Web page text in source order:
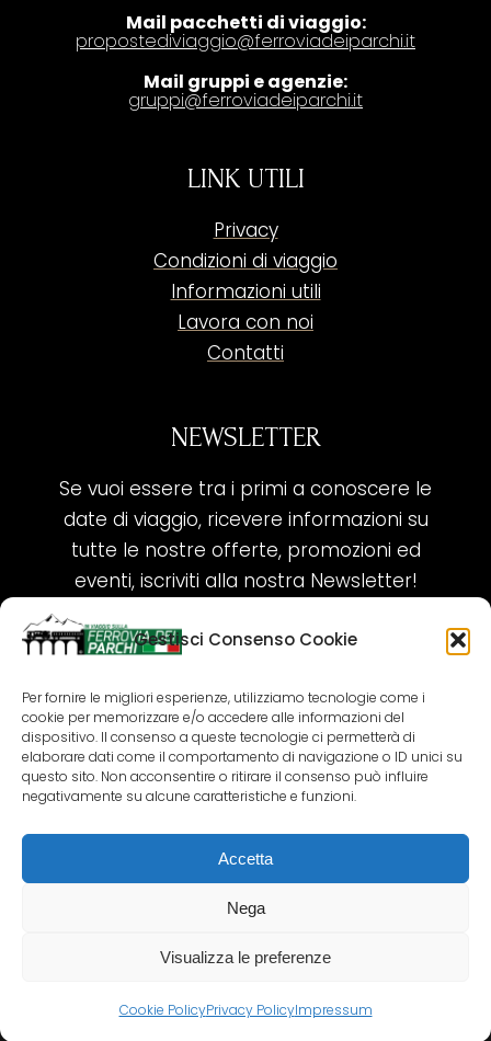
Gestisci Consenso Cookie
Per fornire le migliori esperienze, utilizziamo tecnologie come i
cookie per memorizzare e/o accedere alle informazioni del
dispositivo. Il consenso a queste tecnologie ci permetterà di
elaborare dati come il comportamento di navigazione o ID unici su
questo sito. Non acconsentire o ritirare il consenso può influire
negativamente su alcune caratteristiche e funzioni.
Accetta
Nega
Visualizza le preferenze
Cookie PolicyPrivacy PolicyImpressum
Mail pacchetti di viaggio:
propostediviaggio@ferroviadeiparchi.it
Mail gruppi e agenzie:
gruppi@ferroviadeiparchi.it
LINK UTILI
Privacy
Condizioni di viaggio
Informazioni utili
Lavora con noi
Contatti
NEWSLETTER
Se vuoi essere tra i primi a conoscere le
date di viaggio, ricevere informazioni su
tutte le nostre offerte, promozioni ed
eventi, iscriviti alla nostra Newsletter!
ISCRIVITI ORA!
SEGUICI SUI NOSTRI SOCIAL
COPYRIGHT 2018-2025 PALLENIUM TOURISM
SRL
AGENZIA VIAGGI E TOUR OPERATOR – P.IVA: